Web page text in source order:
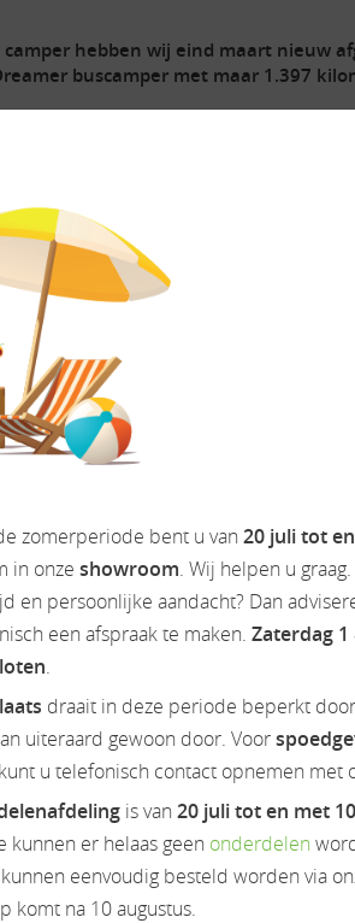
hebben wij eind maart nieuw
buscamper met maar 1.397
stijlvolle ervaring. Het assortiment is
vernieuwd: een nieuwe look,
alles is erop gericht uw uitstapjes
rijklaar inclusief Fabrieksgarantie
zomerperiode bent u van 20 juli tot
in onze showroom. Wij helpen u
en persoonlijke aandacht? Dan
een afspraak te maken. Zaterdag
.
draait in deze periode beperkt
uiteraard gewoon door. Voor
kunt u telefonisch contact opnemen met
is van 20 juli tot en met
kunnen er helaas geen onderdelen
eenvoudig besteld worden via
komt na 10 augustus.